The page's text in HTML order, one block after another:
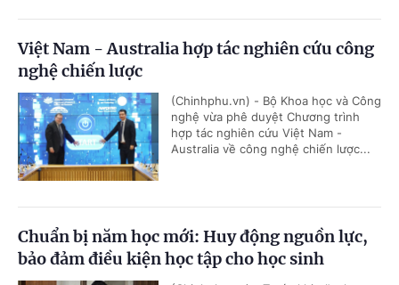
Việt Nam - Australia hợp tác nghiên cứu công
nghệ chiến lược
(Chinhphu.vn) - Bộ Khoa học và Công
nghệ vừa phê duyệt Chương trình
hợp tác nghiên cứu Việt Nam -
Australia về công nghệ chiến lược...
Chuẩn bị năm học mới: Huy động nguồn lực,
bảo đảm điều kiện học tập cho học sinh